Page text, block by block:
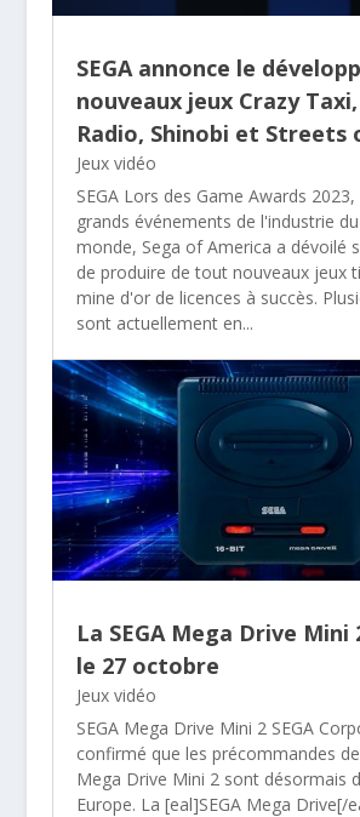
SEGA annonce le
nouveaux jeux Crazy
Radio, Shinobi et Streets
Jeux vidéo
SEGA Lors des Game Awards
grands événements de l'industrie
monde, Sega of America a dévoilé
de produire de tout nouveaux jeux
mine d'or de licences à succès.
sont actuellement en...
La SEGA Mega Drive
le 27 octobre
Jeux vidéo
SEGA Mega Drive Mini 2 SEGA
confirmé que les précommandes de
Mega Drive Mini 2 sont désormais
Europe. La [eal]SEGA Mega Drive[/